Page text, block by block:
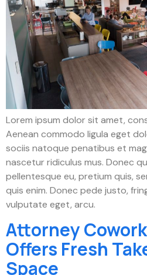
Lorem ipsum dolor sit amet,
Aenean commodo ligula eget
sociis natoque penatibus et
nascetur ridiculus mus. Donec
pellentesque eu, pretium quis,
quis enim. Donec pede justo,
vulputate eget, arcu.
Attorney
Offers Fresh
Space